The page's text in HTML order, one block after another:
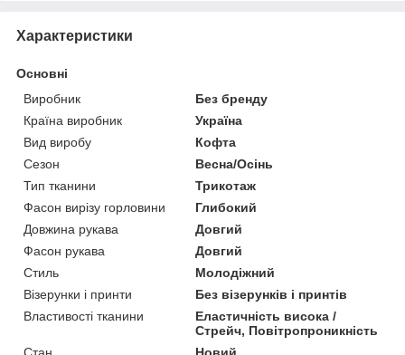
Характеристики
Основні
Виробник
Без бренду
Країна виробник
Україна
Вид виробу
Кофта
Сезон
Весна/Осінь
Тип тканини
Трикотаж
Фасон вирізу горловини
Глибокий
Довжина рукава
Довгий
Фасон рукава
Довгий
Стиль
Молодіжний
Візерунки і принти
Без візерунків і принтів
Властивості тканини
Еластичність висока /
Стрейч, Повітропроникність